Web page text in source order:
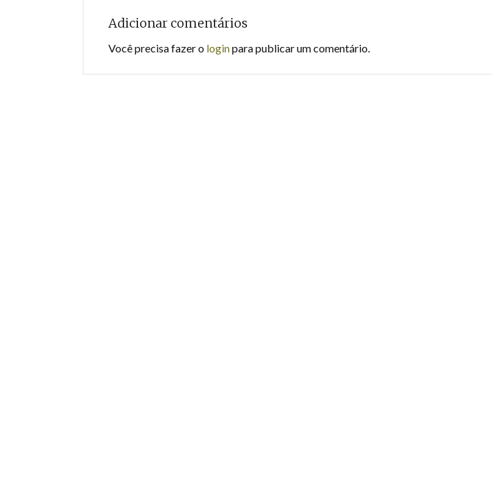
Adicionar comentários
Você precisa fazer o loginpara publicar um comentário.